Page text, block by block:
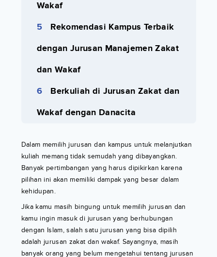
Wakaf
Rekomendasi Kampus Terbaik
dengan Jurusan Manajemen Zakat
dan Wakaf
Berkuliah di Jurusan Zakat dan
Wakaf dengan Danacita
Dalam memilih jurusan dan kampus untuk melanjutkan
kuliah memang tidak semudah yang dibayangkan.
Banyak pertimbangan yang harus dipikirkan karena
pilihan ini akan memiliki dampak yang besar dalam
kehidupan.
Jika kamu masih bingung untuk memilih jurusan dan
kamu ingin masuk di jurusan yang berhubungan
dengan Islam, salah satu jurusan yang bisa dipilih
adalah jurusan zakat dan wakaf. Sayangnya, masih
banyak orang yang belum mengetahui tentang jurusan